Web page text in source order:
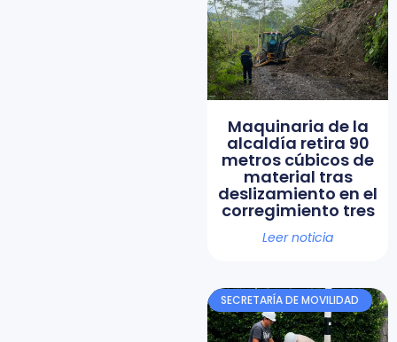
Maquinaria de la
alcaldía retira 90
metros cúbicos de
material tras
deslizamiento en el
corregimiento tres
Leer noticia
SECRETARÍA DE MOVILIDAD